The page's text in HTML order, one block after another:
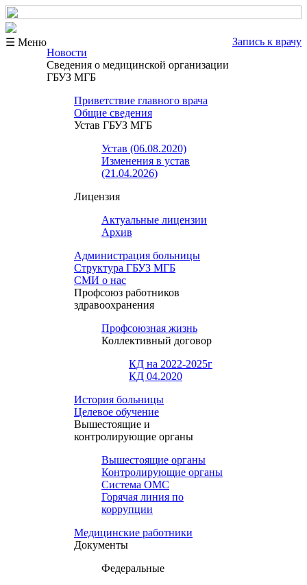
☰ Меню
Запись к врачу
Новости
Сведения о медицинской организации
ГБУЗ МГБ
Приветствие главного врача
Общие сведения
Устав ГБУЗ МГБ
Устав (06.08.2020)
Изменения в устав
(21.04.2026)
Лицензия
Актуальные лицензии
Архив
Администрация больницы
Структура ГБУЗ МГБ
СМИ о нас
Профсоюз работников
здравоохранения
Профсоюзная жизнь
Коллективный договор
КД на 2022-2025г
КД 04.2020
История больницы
Целевое обучение
Вышестоящие и
контролирующие органы
Вышестоящие органы
Контролирующие органы
Система ОМС
Горячая линия по
коррупции
Медицинские работники
Документы
Федеральные